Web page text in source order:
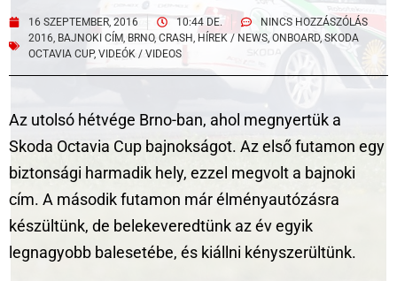
16 SZEPTEMBER, 2016 10:44 DE.
NINCS HOZZÁSZÓLÁS
2016, BAJNOKI CÍM, BRNO, CRASH, HÍREK / NEWS, ONBOARD, SKODA
OCTAVIA CUP, VIDEÓK / VIDEOS
Az utolsó hétvége Brno-ban, ahol megnyertük a
Skoda Octavia Cup bajnokságot. Az első futamon egy
biztonsági harmadik hely, ezzel megvolt a bajnoki
cím. A második futamon már élményautózásra
készültünk, de belekeveredtünk az év egyik
legnagyobb balesetébe, és kiállni kényszerültünk.